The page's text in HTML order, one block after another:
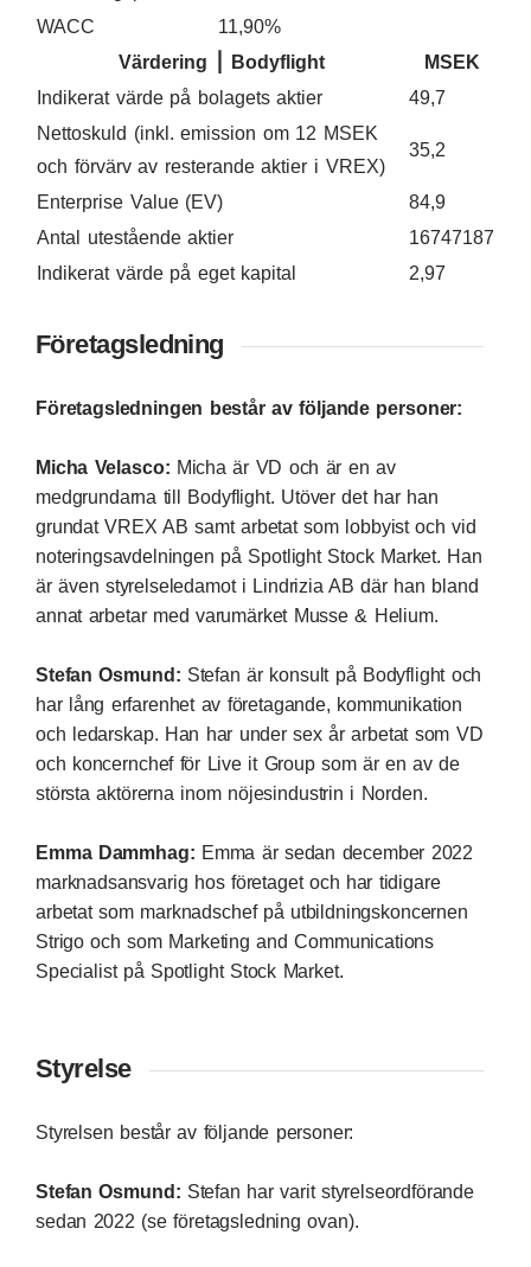
WACC
11,90%
Värdering ⎮ Bodyflight
MSEK
Indikerat värde på bolagets aktier
49,7
Nettoskuld (inkl. emission om 12 MSEK
och förvärv av resterande aktier i VREX)
35,2
Enterprise Value (EV)
84,9
Antal utestående aktier
16747187
Indikerat värde på eget kapital
2,97
Företagsledning
Företagsledningen består av följande personer:
Micha Velasco: Micha är VD och är en av
medgrundarna till Bodyflight. Utöver det har han
grundat VREX AB samt arbetat som lobbyist och vid
noteringsavdelningen på Spotlight Stock Market. Han
är även styrelseledamot i Lindrizia AB där han bland
annat arbetar med varumärket Musse & Helium.
Stefan Osmund: Stefan är konsult på Bodyflight och
har lång erfarenhet av företagande, kommunikation
och ledarskap. Han har under sex år arbetat som VD
och koncernchef för Live it Group som är en av de
största aktörerna inom nöjesindustrin i Norden.
Emma Dammhag: Emma är sedan december 2022
marknadsansvarig hos företaget och har tidigare
arbetat som marknadschef på utbildningskoncernen
Strigo och som Marketing and Communications
Specialist på Spotlight Stock Market.
Styrelse
Styrelsen består av följande personer:
Stefan Osmund: Stefan har varit styrelseordförande
sedan 2022 (se företagsledning ovan).